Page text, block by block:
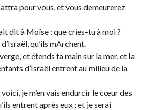
pour vous, et vous demeurerez
dit à Moïse : que cries-tu à moi ?
qu’ils mArchent.
et étends ta main sur la mer, et la
d’Israël entrent au milieu de la
je m’en vais endurcir le cœur des
entrent après eux ; et je serai